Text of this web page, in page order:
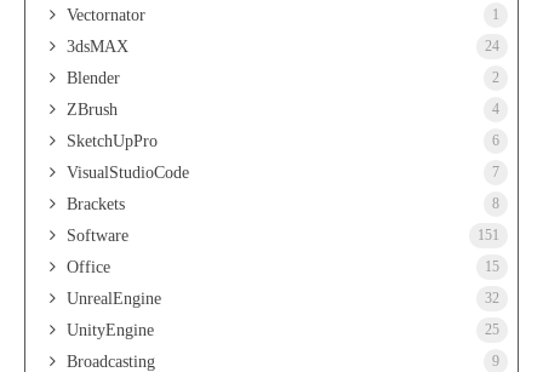
Vectornator 1
3dsMAX 24
Blender 2
ZBrush 4
SketchUpPro 6
VisualStudioCode 7
Brackets 8
Software 151
Office 15
UnrealEngine 32
UnityEngine 25
Broadcasting 9